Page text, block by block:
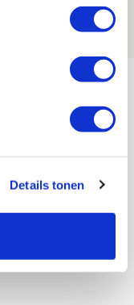
Details tonen
meiden